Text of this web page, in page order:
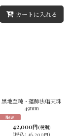
カートに入れる
黒地至純・蓮師法帽天珠
49mm
42,000円(税別)
(税込: 46,200円)